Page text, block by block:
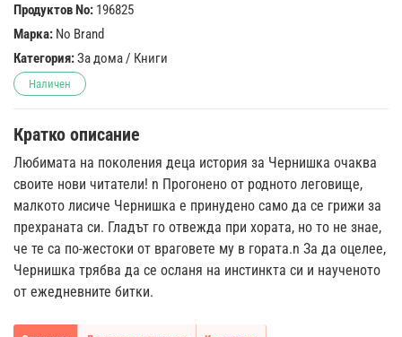
Продуктов No: 196825
Марка: No Brand
Категория:За дома/ Книги
Наличен
Кратко описание
Любимата на поколения деца история за Чернишка очаква
своите нови читатели! n Прогонено от родното леговище,
малкото лисиче Чернишка е принудено само да се грижи за
прехраната си. Гладът го отвежда при хората, но то не знае,
че те са по-жестоки от враговете му в гората.n За да оцелее,
Чернишка трябва да се осланя на инстинкта си и наученото
от ежедневните битки.